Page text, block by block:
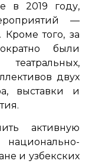
в 2019 году,
—
Кроме того, за
были
двух
выставки и
активную
и узбекских